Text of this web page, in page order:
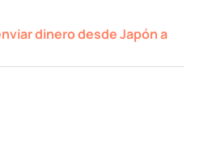
dinero desde Japón a